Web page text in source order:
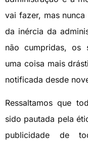
vai fazer, mas nunca
da inércia da
não cumpridas, os
uma coisa mais
notificada desde
Ressaltamos que
sido pautada pela
publicidade de